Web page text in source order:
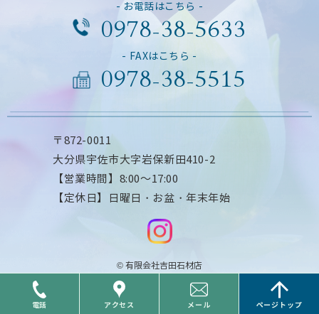
- お電話はこちら -
0978-38-5633
- FAXはこちら -
0978-38-5515
〒872-0011
大分県宇佐市大字岩保新田410-2
【営業時間】8:00～17:00
【定休日】日曜日・お盆・年末年始
© 有限会社吉田石材店
電話 アクセス メール ページトップ